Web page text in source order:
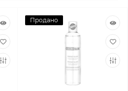
Продано